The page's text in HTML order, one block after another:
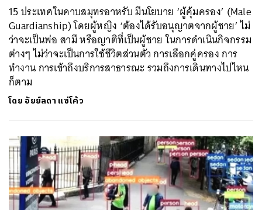
15 ประเทศในคาบสมุทรอาหรับ มีนโยบาย ‘ผู้คุ้มครอง’ (Male
Guardianship) โดยผู้หญิง ‘ต้องได้รับอนุญาตจากผู้ชาย’ ไม่
ว่าจะเป็นพ่อ สามี หรือญาติที่เป็นผู้ชาย ในการดำเนินกิจกรรม
ต่างๆ ไม่ว่าจะเป็นการใช้ชีวิตส่วนตัว การเลือกคู่ครอง การ
ทำงาน การเข้าถึงบริการสาธารณะ รวมถึงการเดินทางไปไหน
ก็ตาม
โดย อัยย์ลดา แซ่โค้ว